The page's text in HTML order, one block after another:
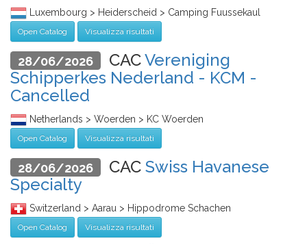
Luxembourg > Heiderscheid > Camping Fuussekaul
Open Catalog Visualizza risultati
28/06/2026 CACVereniging
Schipperkes Nederland - KCM -
Cancelled
Netherlands > Woerden > KC Woerden
Open Catalog Visualizza risultati
28/06/2026 CAC Swiss Havanese
Specialty
Switzerland > Aarau > Hippodrome Schachen
Open Catalog Visualizza risultati